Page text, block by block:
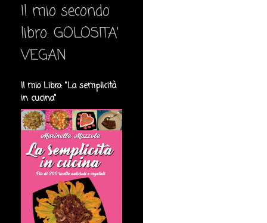
Il mio secondo
libro: GOLOSITA'
VEGAN
Il mio Libro: "La semplicità
in cucina"